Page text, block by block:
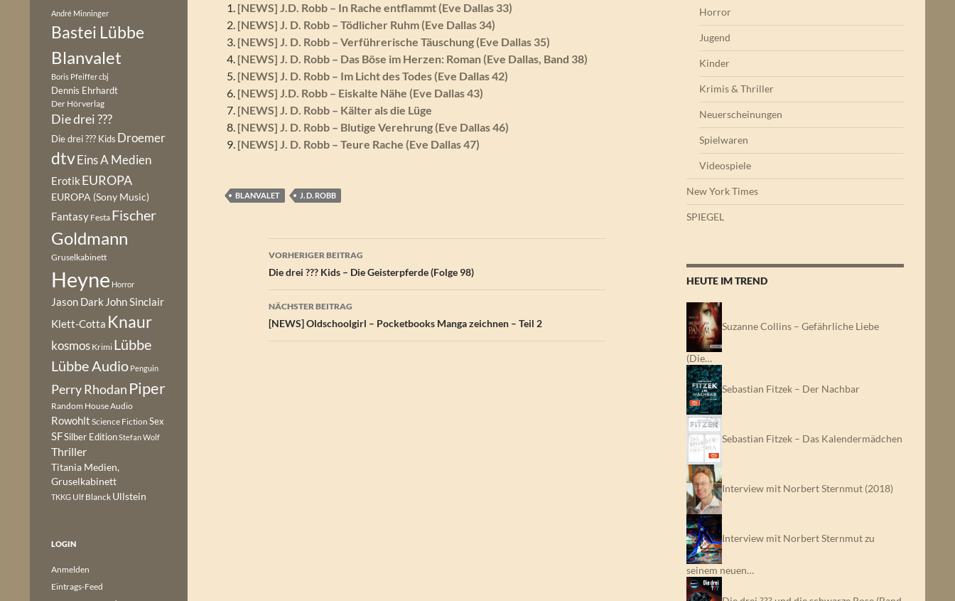
[NEWS] J.D. Robb – In Rache entflammt (Eve Dallas 33)
[NEWS] J. D. Robb – Tödlicher Ruhm (Eve Dallas 34)
[NEWS] J. D. Robb – Verführerische Täuschung (Eve Dallas 35)
[NEWS] J. D. Robb – Das Böse im Herzen: Roman (Eve Dallas, Band 38)
[NEWS] J. D. Robb – Im Licht des Todes (Eve Dallas 42)
[NEWS] J.D. Robb – Eiskalte Nähe (Eve Dallas 43)
[NEWS] J. D. Robb – Kälter als die Lüge
[NEWS] J. D. Robb – Blutige Verehrung (Eve Dallas 46)
[NEWS] J. D. Robb – Teure Rache (Eve Dallas 47)
BLANVALET J. D. ROBB
Beitragsnavigation
VORHERIGER BEITRAG
Die drei ??? Kids – Die Geisterpferde (Folge 98)
NÄCHSTER BEITRAG
[NEWS] Oldschoolgirl – Pocketbooks Manga zeichnen – Teil 2
Horror
Jugend
Kinder
Krimis & Thriller
Neuerscheinungen
Spielwaren
Videospiele
New York Times
SPIEGEL
HEUTE IM TREND
Suzanne Collins – Gefährliche Liebe
(Die…
Sebastian Fitzek – Der Nachbar
Sebastian Fitzek – Das Kalendermädchen
Interview mit Norbert Sternmut (2018)
Interview mit Norbert Sternmut zu
seinem neuen…
André Minninger
Bastei Lübbe
Blanvalet
Boris Pfeiffercbj
Dennis Ehrhardt
Der Hörverlag
Die drei ???
Die drei ??? Kids Droemer
dtvEins A Medien
Erotik EUROPA
EUROPA (Sony Music)
Fantasy Festa Fischer
Goldmann
Gruselkabinett
Heyne Horror
Jason Dark John Sinclair
Klett-Cotta Knaur
kosmos Krimi Lübbe
Lübbe Audio Penguin
Perry Rhodan Piper
Random House Audio
Rowohlt Science Fiction Sex
SFSilber EditionStefan Wolf
Thriller
Titania Medien,
Gruselkabinett
TKKG Ulf Blanck Ullstein
LOGIN
Anmelden
Eintrags-Feed